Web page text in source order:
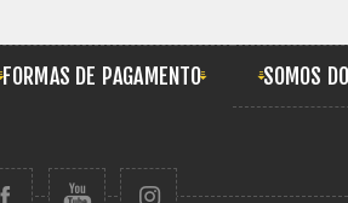
FORMAS DE PAGAMENTO SOMOS